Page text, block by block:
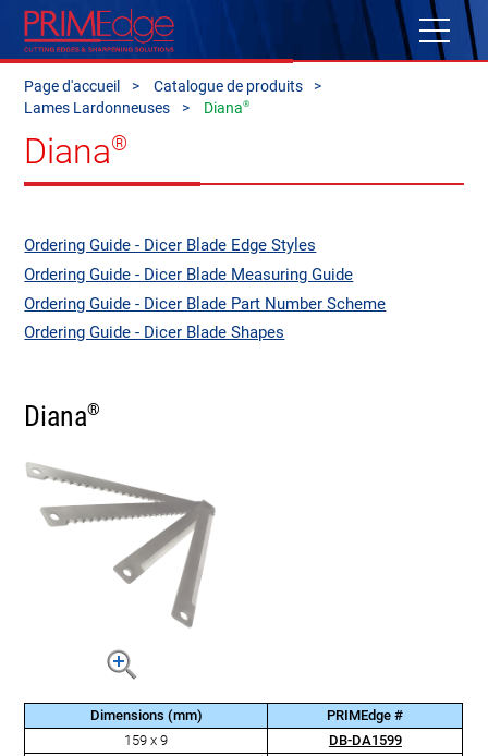
Page d'accueil
Catalogue de produits
Lames Lardonneuses
Diana®
Diana®
Ordering Guide - Dicer Blade Edge Styles
Ordering Guide - Dicer Blade Measuring Guide
Ordering Guide - Dicer Blade Part Number Scheme
Ordering Guide - Dicer Blade Shapes
Diana®
Dimensions (mm)
PRIMEdge #
159 x 9
DB-DA1599